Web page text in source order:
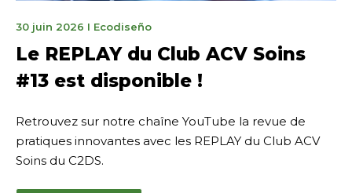
30 juin 2026 31
2026
I Ecodiseño
Le REPLAY du Club ACV Soins
#13 est disponible !
Retrouvez sur notre chaîne YouTube la revue de
pratiques innovantes avec les REPLAY du Club ACV
Soins du C2DS.